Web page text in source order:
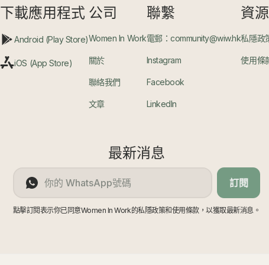
下載應用程式
Android (Play Store)
iOS (App Store)
公司
Women In Work
關於
聯絡我們
文章
聯繫
電郵：community@wiw.hk
Instagram
Facebook
LinkedIn
資源
私隱政
使用條
最新消息
訂閱
點擊訂閱表示你已同意Women In Work的私隱政策和使用條款，以獲取最新消息。